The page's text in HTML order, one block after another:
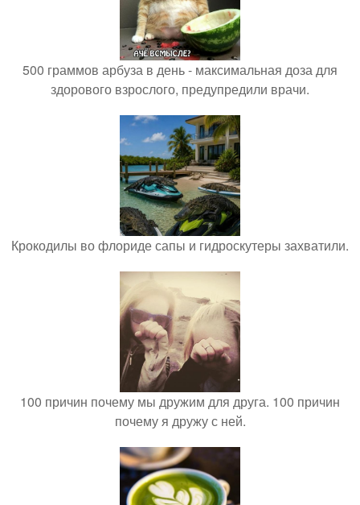
500 граммов арбуза в день - максимальная доза для
здорового взрослого, предупредили врачи.
Крокодилы во флориде сапы и гидроскутеры захватили.
100 причин почему мы дружим для друга. 100 причин
почему я дружу с ней.